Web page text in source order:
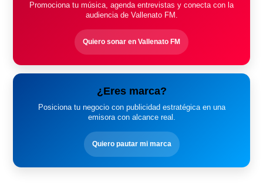
Promociona tu música, agenda entrevistas y conecta con la
audiencia de Vallenato FM.
Quiero sonar en Vallenato FM
¿Eres marca?
Posiciona tu negocio con publicidad estratégica en una
emisora con alcance real.
Quiero pautar mi marca